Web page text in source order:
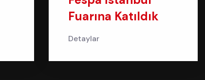
Fuarına Katıldık
Detaylar